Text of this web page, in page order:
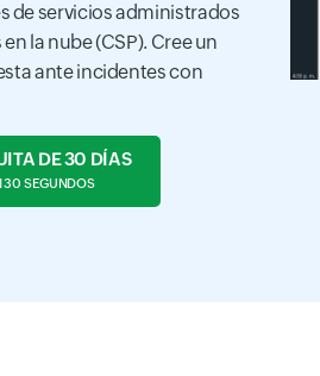
de servicios administrados
la nube (CSP). Cree un
ante incidentes con
DE 30 DÍAS
30 SEGUNDOS